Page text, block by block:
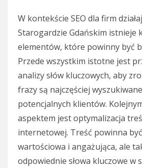
W kontekście SEO dla firm
Starogardzie Gdańskim istnieje
elementów, które powinny być
Przede wszystkim istotne jest
analizy słów kluczowych, aby
frazy są najczęściej
potencjalnych klientów.
aspektem jest optymalizacja
internetowej. Treść powinna
wartościowa i angażująca, ale
odpowiednie słowa kluczowe w